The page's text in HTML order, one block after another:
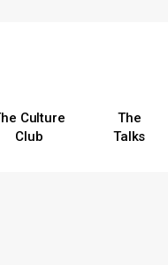
Culture
Club
The
Talks